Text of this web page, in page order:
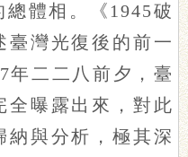
體相。《1945破
臺灣光復後的前一
年二二八前夕，臺
全曝露出來，對此
納與分析，極其深